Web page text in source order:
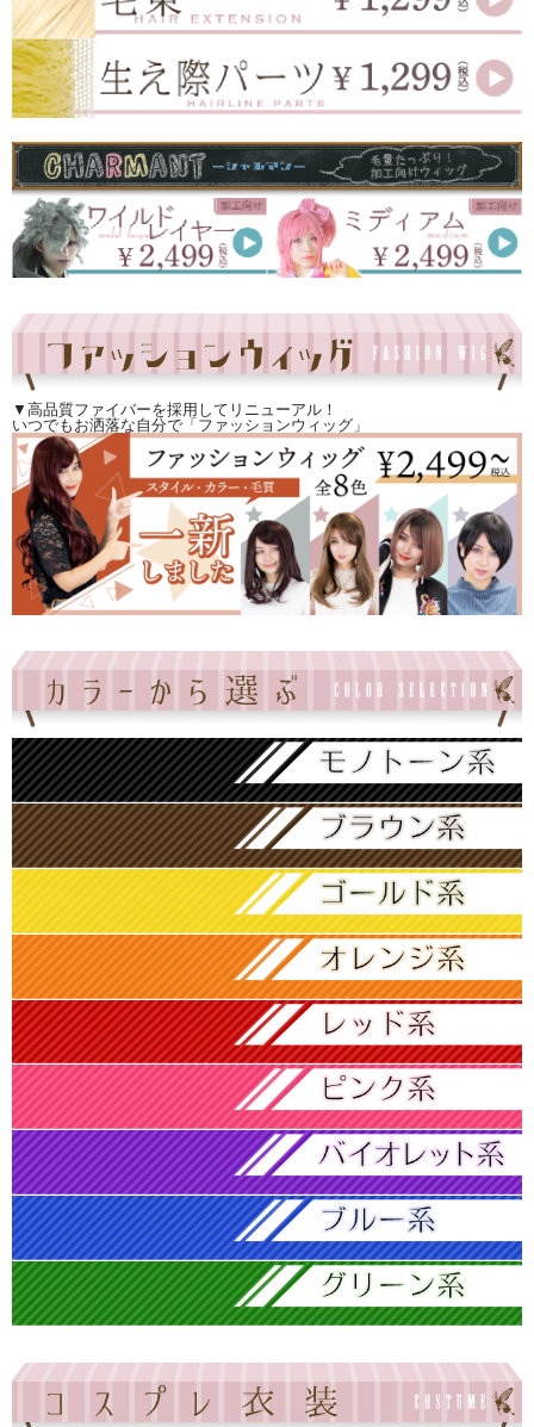
▼高品質ファイバーを採用してリニューアル！
いつでもお洒落な自分で「ファッションウィッグ」